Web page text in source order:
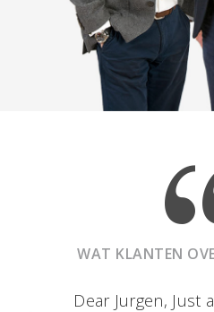
WAT KLANTEN
Dear Jurgen, Just